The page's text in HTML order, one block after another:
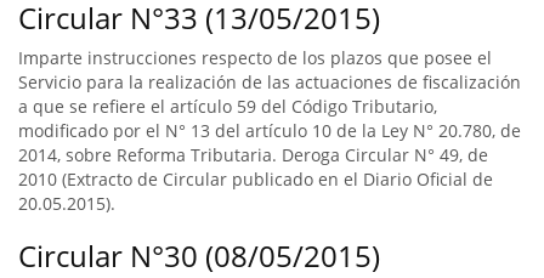
Circular N°33 (13/05/2015)
Imparte instrucciones respecto de los plazos que posee el
Servicio para la realización de las actuaciones de fiscalización
a que se refiere el artículo 59 del Código Tributario,
modificado por el N° 13 del artículo 10 de la Ley N° 20.780, de
2014, sobre Reforma Tributaria. Deroga Circular N° 49, de
2010 (Extracto de Circular publicado en el Diario Oficial de
20.05.2015).
Circular N°30 (08/05/2015)